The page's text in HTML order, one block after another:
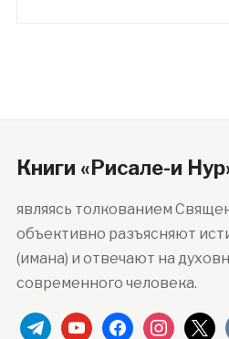
Книги «Рисале-и
являясь толкованием
объективно разъясняют
(имана) и отвечают на
современного человека.
telegramyoutubefacebookinstagram
x